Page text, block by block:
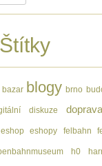
bazar blogy brno
diskuze doprava
eshop eshopy felbahn
h0